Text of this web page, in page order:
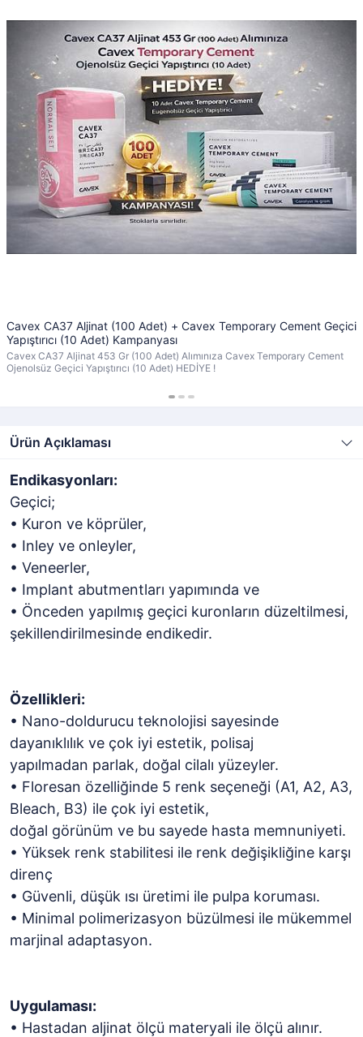
Cavex CA37 Aljinat (100 Adet) + Cavex Temporary Cement Geçici
Yapıştırıcı (10 Adet) Kampanyası
Cavex CA37 Aljinat 453 Gr (100 Adet) Alımınıza Cavex Temporary Cement
Ojenolsüz Geçici Yapıştırıcı (10 Adet) HEDİYE !
Ürün Açıklaması
Endikasyonları:
Geçici;
• Kuron ve köprüler,
• Inley ve onleyler,
• Veneerler,
• Implant abutmentları yapımında ve
• Önceden yapılmış geçici kuronların düzeltilmesi,
şekillendirilmesinde endikedir.
Özellikleri:
• Nano-doldurucu teknolojisi sayesinde
dayanıklılık ve çok iyi estetik, polisaj
yapılmadan parlak, doğal cilalı yüzeyler.
• Floresan özelliğinde 5 renk seçeneği (A1, A2, A3,
Bleach, B3) ile çok iyi estetik,
doğal görünüm ve bu sayede hasta memnuniyeti.
• Yüksek renk stabilitesi ile renk değişikliğine karşı
direnç
• Güvenli, düşük ısı üretimi ile pulpa koruması.
• Minimal polimerizasyon büzülmesi ile mükemmel
marjinal adaptasyon.
Uygulaması:
• Hastadan aljinat ölçü materyali ile ölçü alınır.